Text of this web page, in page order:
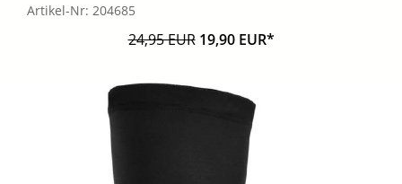
Artikel-Nr: 204685
24,95 EUR19,90 EUR*